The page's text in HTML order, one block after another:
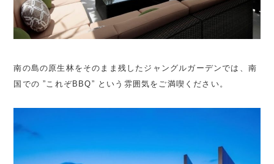
南の島の原生林をそのまま残したジャングルガーデンでは、南
国での ”これぞBBQ” という雰囲気をご満喫ください。